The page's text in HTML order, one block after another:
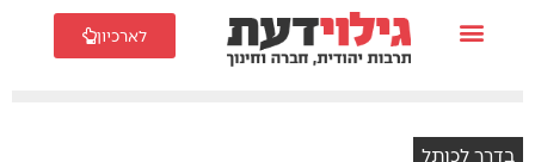
לארכיון
בדרך לכותל